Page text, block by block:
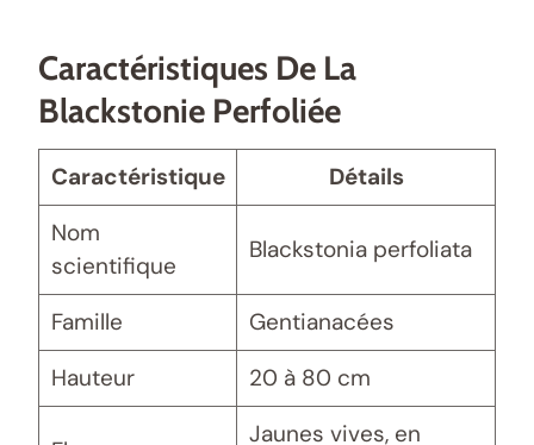
Caractéristiques De La
Blackstonie Perfoliée
Caractéristique
Détails
Nom
scientifique
Blackstonia perfoliata
Famille
Gentianacées
Hauteur
20 à 80 cm
Jaunes vives, en